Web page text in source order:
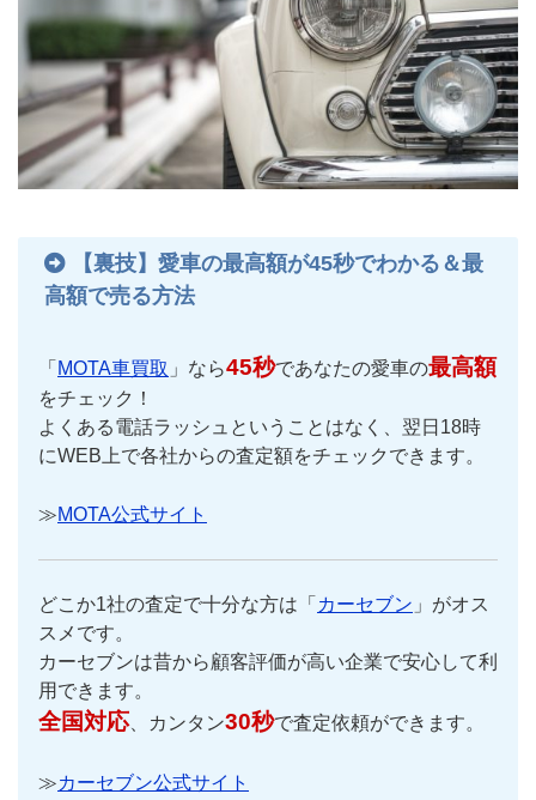
【裏技】愛車の最高額が45秒でわかる＆最
高額で売る方法
「 MOTA車買取 」なら45秒であなたの愛車の最高額
をチェック！
よくある電話ラッシュということはなく、翌日18時
にWEB上で各社からの査定額をチェックできます。
≫MOTA公式サイト
どこか1社の査定で十分な方は「 カーセブン 」がオス
スメです。
カーセブンは昔から顧客評価が高い企業で安心して利
用できます。
全国対応、カンタン30秒で査定依頼ができます。
≫カーセブン公式サイト